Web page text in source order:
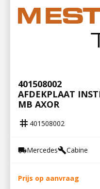
401508002
AFDEKPLAAT
MB AXOR
tag 401508002
local_shippingMercedesbuildCabine
Prijs op aanvraag